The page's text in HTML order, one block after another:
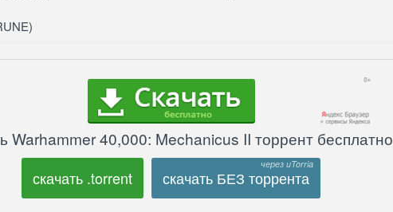
Warhammer 40,000: Mechanicus II торрент бесплатно
скачать .torrent скачать БЕЗ торрента